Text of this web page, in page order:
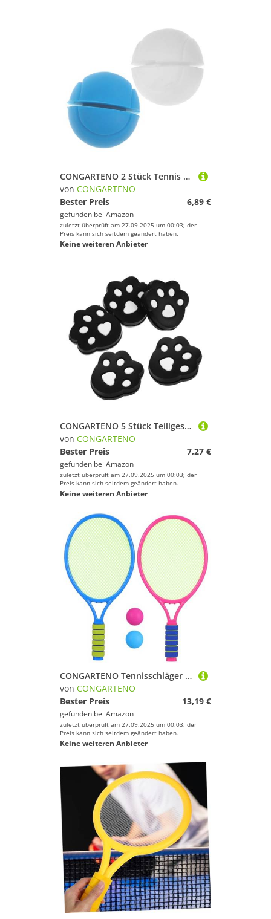
CONGARTENO 2 Stück Tennis Racket Vibrationsdämpfer Kunststoff Stoßdämpfer Tennisform Effektive Dämpfung Racket Zubehör Für Stabile Ballkontrolle
von CONGARTENO
Bester Preis
6,89 €
gefunden bei Amazon
zuletzt überprüft am 27.09.2025 um 00:03; der
Preis kann sich seitdem geändert haben.
Keine weiteren Anbieter
CONGARTENO 5 Stück Teiliges Silikon Tennis Dämpfer Stoßdämpfer Vibrationsdämpfer für Tennisschläger Langlebig Schützender Griff Stoßabsorption für Verbesserten Spielkomfort und
von CONGARTENO
Bester Preis
7,27 €
gefunden bei Amazon
zuletzt überprüft am 27.09.2025 um 00:03; der
Preis kann sich seitdem geändert haben.
Keine weiteren Anbieter
CONGARTENO Tennisschläger für Outdoor Fitness Robustes Teiliges Bunte Farben Fördert Motorische Fähigkeiten und Gemeinsames im Freien Zufällige Farbe Zufällige Farbe
von CONGARTENO
Bester Preis
13,19 €
gefunden bei Amazon
zuletzt überprüft am 27.09.2025 um 00:03; der
Preis kann sich seitdem geändert haben.
Keine weiteren Anbieter